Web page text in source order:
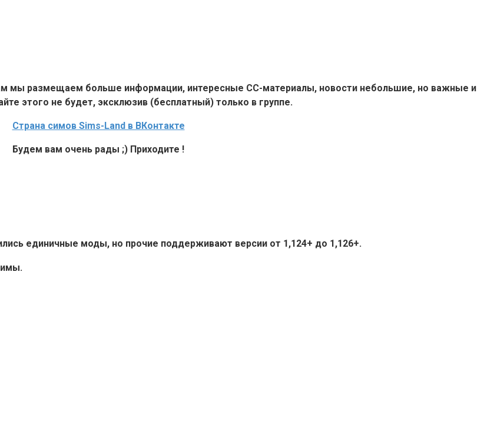
мы размещаем больше информации, интересные СС-материалы, новости небольшие, но важные и
этого не будет, эксклюзив (бесплатный) только в группе.
Страна симов Sims-Land в ВКонтакте
Будем вам очень рады ;) Приходите !
единичные моды, но прочие поддерживают версии от 1,124+ до 1,126+.